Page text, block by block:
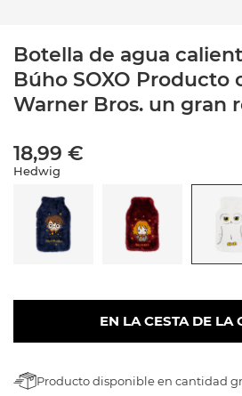
Botella de agua
Búho SOXO Producto
Warner Bros. un gran
18,99 €
Hedwig
EN LA CESTA DE LA
Producto disponible en cantidad